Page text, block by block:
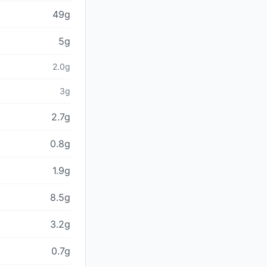
49g
5g
2.0g
3g
2.7g
0.8g
1.9g
8.5g
3.2g
0.7g